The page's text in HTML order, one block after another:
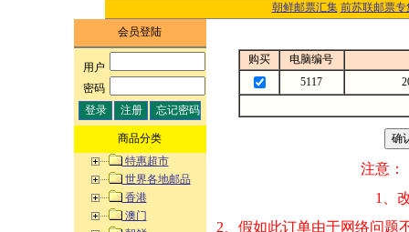
朝鲜邮票汇集 前苏联邮票专
会员登陆
用户:
密码:
商品分类
特惠超市
世界各地邮品
香港
澳门
购买
电脑编号
5117
注意：
1、改变商品数量
2、假如此订单由